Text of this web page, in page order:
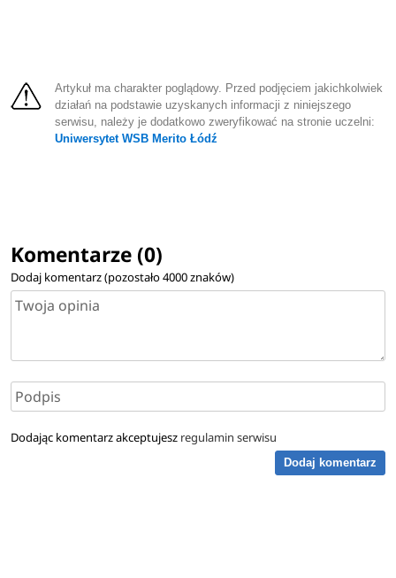
Artykuł ma charakter poglądowy. Przed podjęciem jakichkolwiek
działań na podstawie uzyskanych informacji z niniejszego
serwisu, należy je dodatkowo zweryfikować na stronie uczelni:
Uniwersytet WSB Merito Łódź
Komentarze (0)
Dodaj komentarz (pozostało4000znaków)
Dodając komentarz akceptujesz regulamin serwisu
Dodaj komentarz